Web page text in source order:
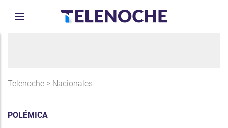
Telenoche > Nacionales
POLÉMICA